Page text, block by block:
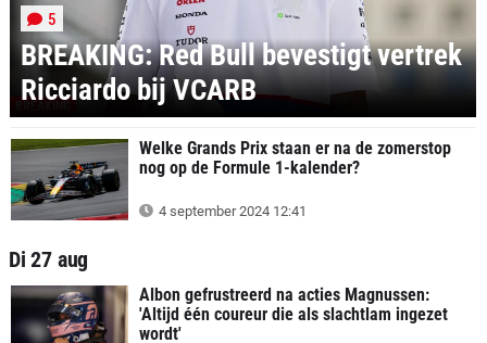
BREAKING: Red Bull bevestigt vertrek
Ricciardo bij VCARB
5
Welke Grands Prix staan er na de zomerstop
nog op de Formule 1-kalender?
4 september 2024 12:41
Di 27 aug
Albon gefrustreerd na acties Magnussen:
'Altijd één coureur die als slachtlam ingezet
wordt'